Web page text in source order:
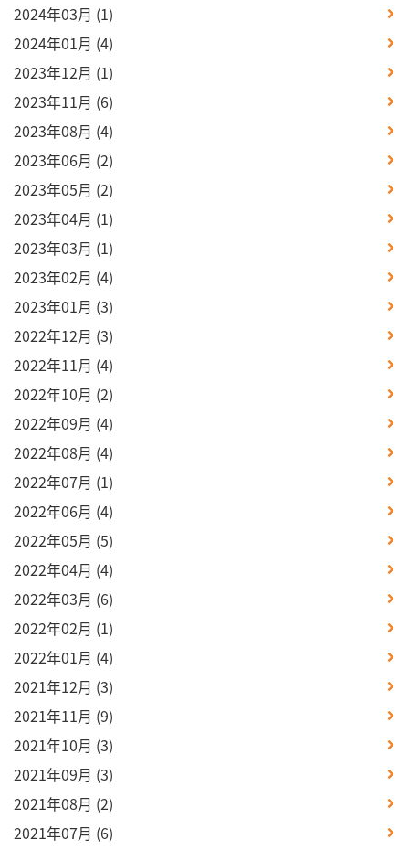
2024年03月 (1)
2024年01月 (4)
2023年12月 (1)
2023年11月 (6)
2023年08月 (4)
2023年06月 (2)
2023年05月 (2)
2023年04月 (1)
2023年03月 (1)
2023年02月 (4)
2023年01月 (3)
2022年12月 (3)
2022年11月 (4)
2022年10月 (2)
2022年09月 (4)
2022年08月 (4)
2022年07月 (1)
2022年06月 (4)
2022年05月 (5)
2022年04月 (4)
2022年03月 (6)
2022年02月 (1)
2022年01月 (4)
2021年12月 (3)
2021年11月 (9)
2021年10月 (3)
2021年09月 (3)
2021年08月 (2)
2021年07月 (6)